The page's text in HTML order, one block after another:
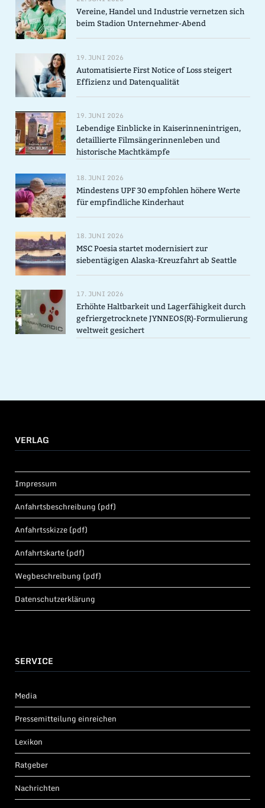
Vereine, Handel und Industrie vernetzen sich
beim Stadion Unternehmer-Abend
19. JUNI 2026
Automatisierte First Notice of Loss steigert
Effizienz und Datenqualität
19. JUNI 2026
Lebendige Einblicke in Kaiserinnenintrigen,
detaillierte Filmsängerinnenleben und
historische Machtkämpfe
18. JUNI 2026
Mindestens UPF 30 empfohlen höhere Werte
für empfindliche Kinderhaut
18. JUNI 2026
MSC Poesia startet modernisiert zur
siebentägigen Alaska-Kreuzfahrt ab Seattle
17. JUNI 2026
Erhöhte Haltbarkeit und Lagerfähigkeit durch
gefriergetrocknete JYNNEOS(R)-Formulierung
weltweit gesichert
VERLAG
Impressum
Anfahrtsbeschreibung (pdf)
Anfahrtsskizze (pdf)
Anfahrtskarte (pdf)
Wegbeschreibung (pdf)
Datenschutzerklärung
SERVICE
Media
Pressemitteilung einreichen
Lexikon
Ratgeber
Nachrichten